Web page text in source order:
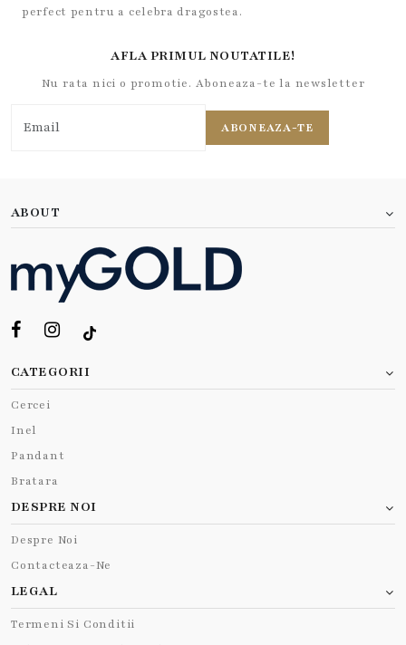
perfect pentru a celebra dragostea.
AFLA PRIMUL NOUTATILE!
Nu rata nici o promotie. Aboneaza-te la newsletter
ABONEAZA-TE
ABOUT
CATEGORII
Cercei
Inel
Pandant
Bratara
DESPRE NOI
Despre Noi
Contacteaza-Ne
LEGAL
Termeni Si Conditii